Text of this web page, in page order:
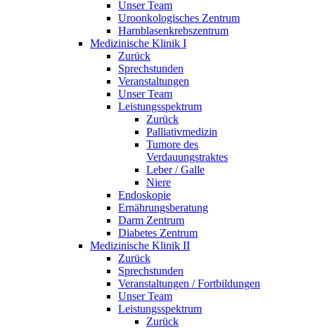
Unser Team
Uroonkologisches Zentrum
Harnblasenkrebszentrum
Medizinische Klinik I
Zurück
Sprechstunden
Veranstaltungen
Unser Team
Leistungsspektrum
Zurück
Palliativmedizin
Tumore des
Verdauungstraktes
Leber / Galle
Niere
Endoskopie
Ernährungsberatung
Darm Zentrum
Diabetes Zentrum
Medizinische Klinik II
Zurück
Sprechstunden
Veranstaltungen / Fortbildungen
Unser Team
Leistungsspektrum
Zurück